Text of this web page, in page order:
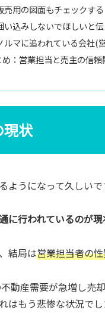
売用の図面もチェックする
い込みしないでほしいと
ルマに追われている会社(
め：営業担当と売主の信頼
状
ようになって久しい
に行われているのが
結局は営業担当者の
動産需要が急増し売
はもう悲惨な状況でし